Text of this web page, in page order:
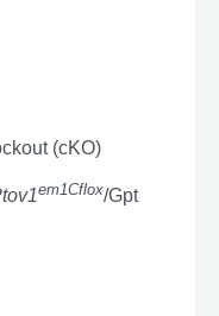
(cKO)
em1Cflox/Gpt